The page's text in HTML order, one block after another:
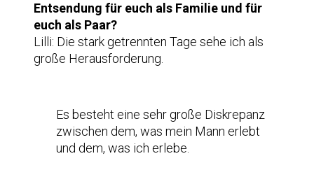
Entsendung für euch als Familie und für
euch als Paar?
Lilli: Die stark getrennten Tage sehe ich als
große Herausforderung.
Es besteht eine sehr große Diskrepanz
zwischen dem, was mein Mann erlebt
und dem, was ich erlebe.